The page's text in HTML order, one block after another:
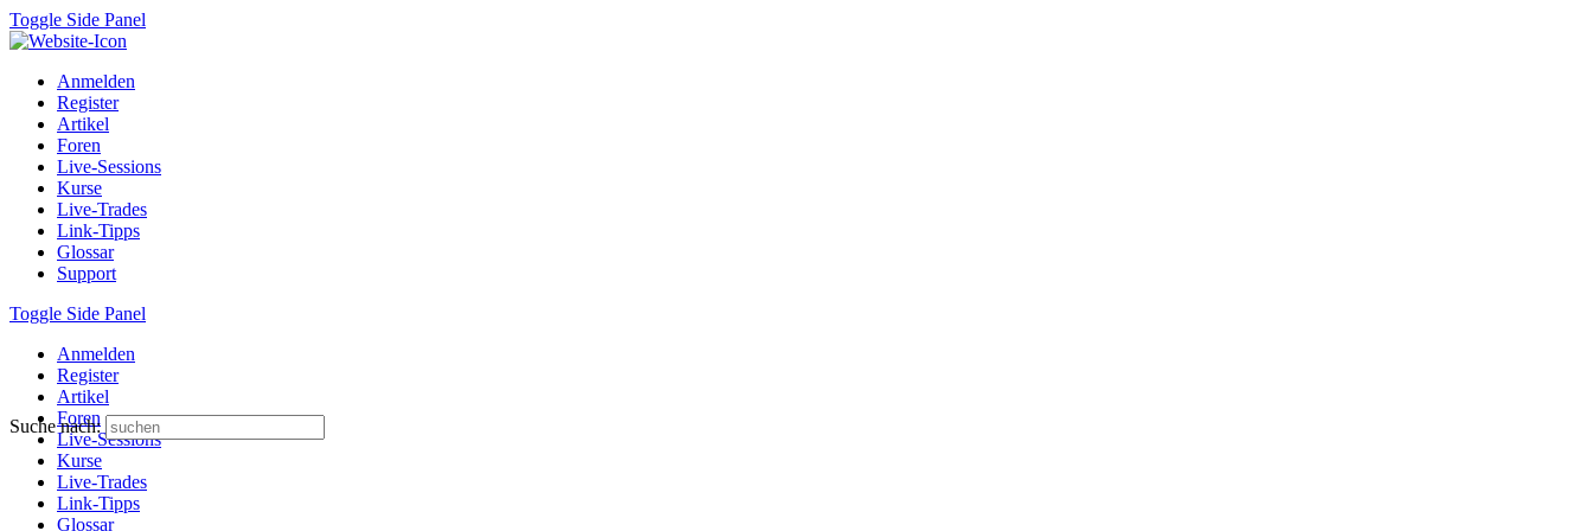
Toggle Side Panel
Anmelden
Register
Artikel
Foren
Live-Sessions
Kurse
Live-Trades
Link-Tipps
Glossar
Support
Toggle Side Panel
Anmelden
Register
Artikel
Foren
Live-Sessions
Kurse
Live-Trades
Link-Tipps
Glossar
Suche nach: